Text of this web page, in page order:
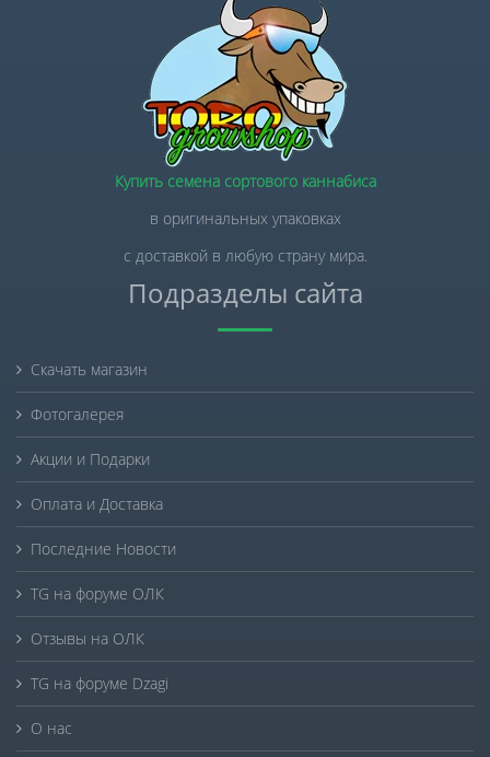
Купить семена сортового каннабиса
в оригинальных упаковках
с доставкой в любую страну мира.
Подразделы сайта
Скачать магазин
Фотогалерея
Акции и Подарки
Оплата и Доставка
Последние Новости
TG на форуме ОЛК
Отзывы на ОЛК
TG на форуме Dzagi
О нас